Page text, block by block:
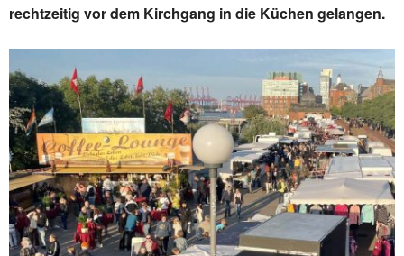
rechtzeitig vor dem Kirchgang in die Küchen gelangen.